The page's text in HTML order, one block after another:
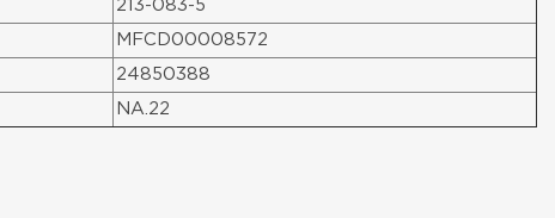
213-083-5
MFCD00008572
24850388
NA.22